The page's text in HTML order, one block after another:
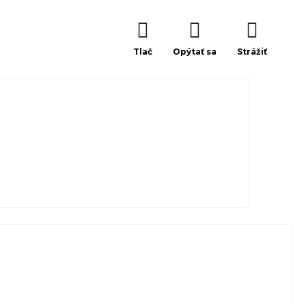
Tlač Opýtať sa Strážiť